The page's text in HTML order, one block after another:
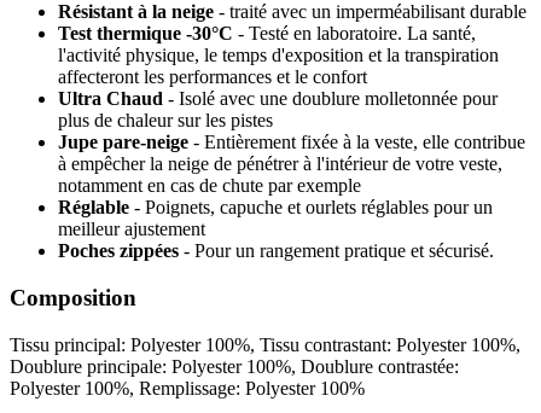
Résistant à la neige - traité avec un imperméabilisant durable
Test thermique -30°C - Testé en laboratoire. La santé,
l'activité physique, le temps d'exposition et la transpiration
affecteront les performances et le confort
Ultra Chaud - Isolé avec une doublure molletonnée pour
plus de chaleur sur les pistes
Jupe pare-neige - Entièrement fixée à la veste, elle contribue
à empêcher la neige de pénétrer à l'intérieur de votre veste,
notamment en cas de chute par exemple
Réglable - Poignets, capuche et ourlets réglables pour un
meilleur ajustement
Poches zippées - Pour un rangement pratique et sécurisé.
Composition
Tissu principal: Polyester 100%, Tissu contrastant: Polyester 100%,
Doublure principale: Polyester 100%, Doublure contrastée:
Polyester 100%, Remplissage: Polyester 100%